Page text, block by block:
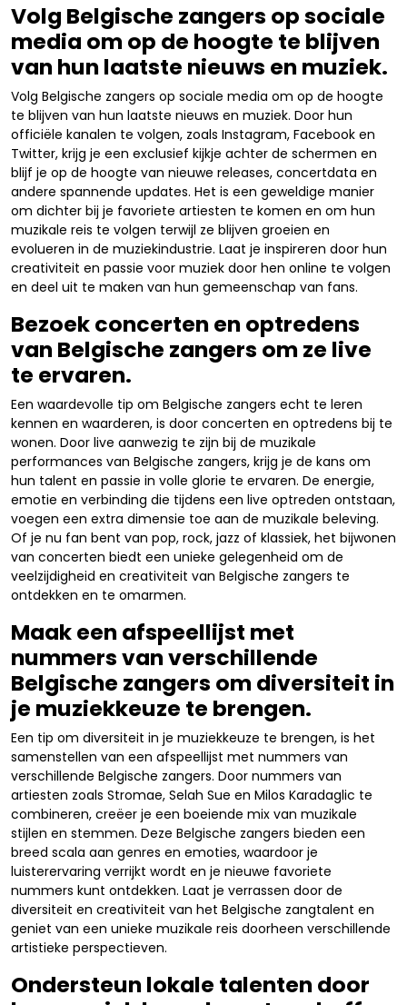
Volg Belgische zangers op sociale
media om op de hoogte te blijven
van hun laatste nieuws en muziek.
Volg Belgische zangers op sociale media om op de hoogte
te blijven van hun laatste nieuws en muziek. Door hun
officiële kanalen te volgen, zoals Instagram, Facebook en
Twitter, krijg je een exclusief kijkje achter de schermen en
blijf je op de hoogte van nieuwe releases, concertdata en
andere spannende updates. Het is een geweldige manier
om dichter bij je favoriete artiesten te komen en om hun
muzikale reis te volgen terwijl ze blijven groeien en
evolueren in de muziekindustrie. Laat je inspireren door hun
creativiteit en passie voor muziek door hen online te volgen
en deel uit te maken van hun gemeenschap van fans.
Bezoek concerten en optredens
van Belgische zangers om ze live
te ervaren.
Een waardevolle tip om Belgische zangers echt te leren
kennen en waarderen, is door concerten en optredens bij te
wonen. Door live aanwezig te zijn bij de muzikale
performances van Belgische zangers, krijg je de kans om
hun talent en passie in volle glorie te ervaren. De energie,
emotie en verbinding die tijdens een live optreden ontstaan,
voegen een extra dimensie toe aan de muzikale beleving.
Of je nu fan bent van pop, rock, jazz of klassiek, het bijwonen
van concerten biedt een unieke gelegenheid om de
veelzijdigheid en creativiteit van Belgische zangers te
ontdekken en te omarmen.
Maak een afspeellijst met
nummers van verschillende
Belgische zangers om diversiteit in
je muziekkeuze te brengen.
Een tip om diversiteit in je muziekkeuze te brengen, is het
samenstellen van een afspeellijst met nummers van
verschillende Belgische zangers. Door nummers van
artiesten zoals Stromae, Selah Sue en Milos Karadaglic te
combineren, creëer je een boeiende mix van muzikale
stijlen en stemmen. Deze Belgische zangers bieden een
breed scala aan genres en emoties, waardoor je
luisterervaring verrijkt wordt en je nieuwe favoriete
nummers kunt ontdekken. Laat je verrassen door de
diversiteit en creativiteit van het Belgische zangtalent en
geniet van een unieke muzikale reis doorheen verschillende
artistieke perspectieven.
Ondersteun lokale talenten door